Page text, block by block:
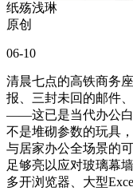
纸殇浅琳
原创
06-10
清晨七点的高铁商务
报、三封未回的邮件
——这已是当代办公白
不是堆砌参数的玩具
与居家办公全场景的
足够亮以应对玻璃幕
多开浏览器、大型